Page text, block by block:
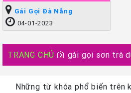
Gái Gọi Đà Nẵng
04-01-2023
TRANG CHỦ 🛐 gái gọi sơn trà
Những từ khóa phổ biến trên